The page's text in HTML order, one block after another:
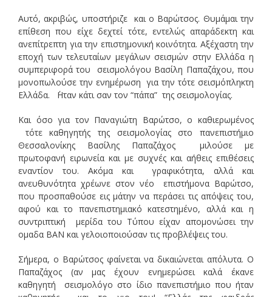
Αυτό, ακριβώς, υποστήριζε και ο Βαρώτσος. Θυμάμαι την
επίθεση που είχε δεχτεί τότε, εντελώς απαράδεκτη και
ανεπίτρεπτη για την επιστημονική κοινότητα. Αξέχαστη την
εποχή των τελευταίων μεγάλων σεισμών στην Ελλάδα η
συμπεριφορά του σεισμολόγου Βασίλη Παπαζάχου, που
μονοπωλούσε την ενημέρωση για την τότε σεισμόπληκτη
Ελλάδα. ΄Ηταν κάτι σαν τον “πάπα” της σεισμολογίας.
Και όσο για τον Παναγιώτη Βαρώτσο, ο καθιερωμένος
τότε καθηγητής της σεισμολογίας στο πανεπιστήμιο
Θεσσαλονίκης Βασίλης Παπαζάχος μιλούσε με
πρωτοφανή ειρωνεία και με συχνές και αήθεις επιθέσεις
εναντίον του. Ακόμα και γραφικότητα, αλλά και
ανευθυνότητα χρέωνε στον νέο επιστήμονα Βαρώτσο,
που προσπαθούσε εις μάτην να περάσει τις απόψεις του,
αφού και το πανεπιστημιακό κατεστημένο, αλλά και η
συντριπτική μερίδα του Τύπου είχαν απομονώσει την
ομαδα ΒΑΝ και γελοιοποιούσαν τις προβλέψεις του.
Σήμερα, ο Βαρώτσος φαίνεται να δικαιώνεται απόλυτα. Ο
Παπαζάχος (αν μας έχουν ενημερώσει καλά έκανε
καθηγητή σεισμολόγο στο ίδιο πανεπιστήμιο που ήταν